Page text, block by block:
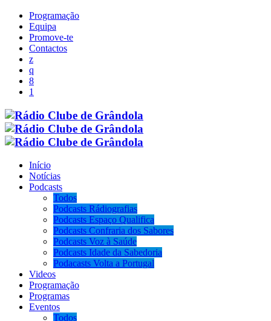
Programação
Equipa
Promove-te
Contactos
Início
Notícias
Podcasts
Todos
Podcasts Rádiografias
Podcasts Espaço Qualifica
Podcasts Confraria dos Sabores
Podcasts Voz à Saúde
Podcasts Idade da Sabedoria
Podacasts Volta a Portugal
Videos
Programação
Programas
Eventos
Todos